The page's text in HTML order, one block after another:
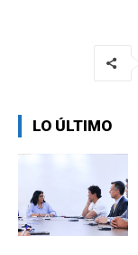
LO ÚLTIMO